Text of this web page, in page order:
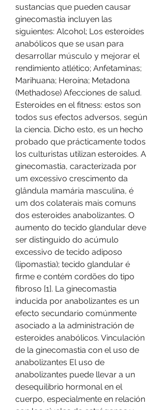
sustancias que pueden causar
ginecomastia incluyen las
siguientes: Alcohol; Los esteroides
anabólicos que se usan para
desarrollar músculo y mejorar el
rendimiento atlético; Anfetaminas;
Marihuana; Heroína; Metadona
(Methadose) Afecciones de salud.
Esteroides en el fitness: estos son
todos sus efectos adversos, según
la ciencia. Dicho esto, es un hecho
probado que prácticamente todos
los culturistas utilizan esteroides. A
ginecomastia, caracterizada por
um excessivo crescimento da
glândula mamária masculina, é
um dos colaterais mais comuns
dos esteroides anabolizantes. O
aumento do tecido glandular deve
ser distinguido do acúmulo
excessivo de tecido adiposo
(lipomastia); tecido glandular é
firme e contém cordões do tipo
fibroso [1]. La ginecomastia
inducida por anabolizantes es un
efecto secundario comúnmente
asociado a la administración de
esteroides anabólicos. Vinculación
de la ginecomastia con el uso de
anabolizantes El uso de
anabolizantes puede llevar a un
desequilibrio hormonal en el
cuerpo, especialmente en relación